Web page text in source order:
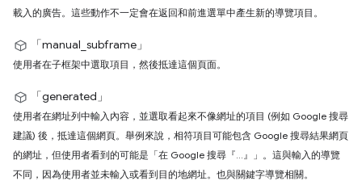
載入的廣告。這些動作不一定會在返回和前進選單中產生新的導覽項目。
「manual_subframe」
使用者在子框架中選取項目，然後抵達這個頁面。
「generated」
使用者在網址列中輸入內容，並選取看起來不像網址的項目 (例如 Google 搜尋
建議) 後，抵達這個網頁。舉例來說，相符項目可能包含 Google 搜尋結果網頁
的網址，但使用者看到的可能是「在 Google 搜尋『...』」。這與輸入的導覽
不同，因為使用者並未輸入或看到目的地網址。也與關鍵字導覽相關。